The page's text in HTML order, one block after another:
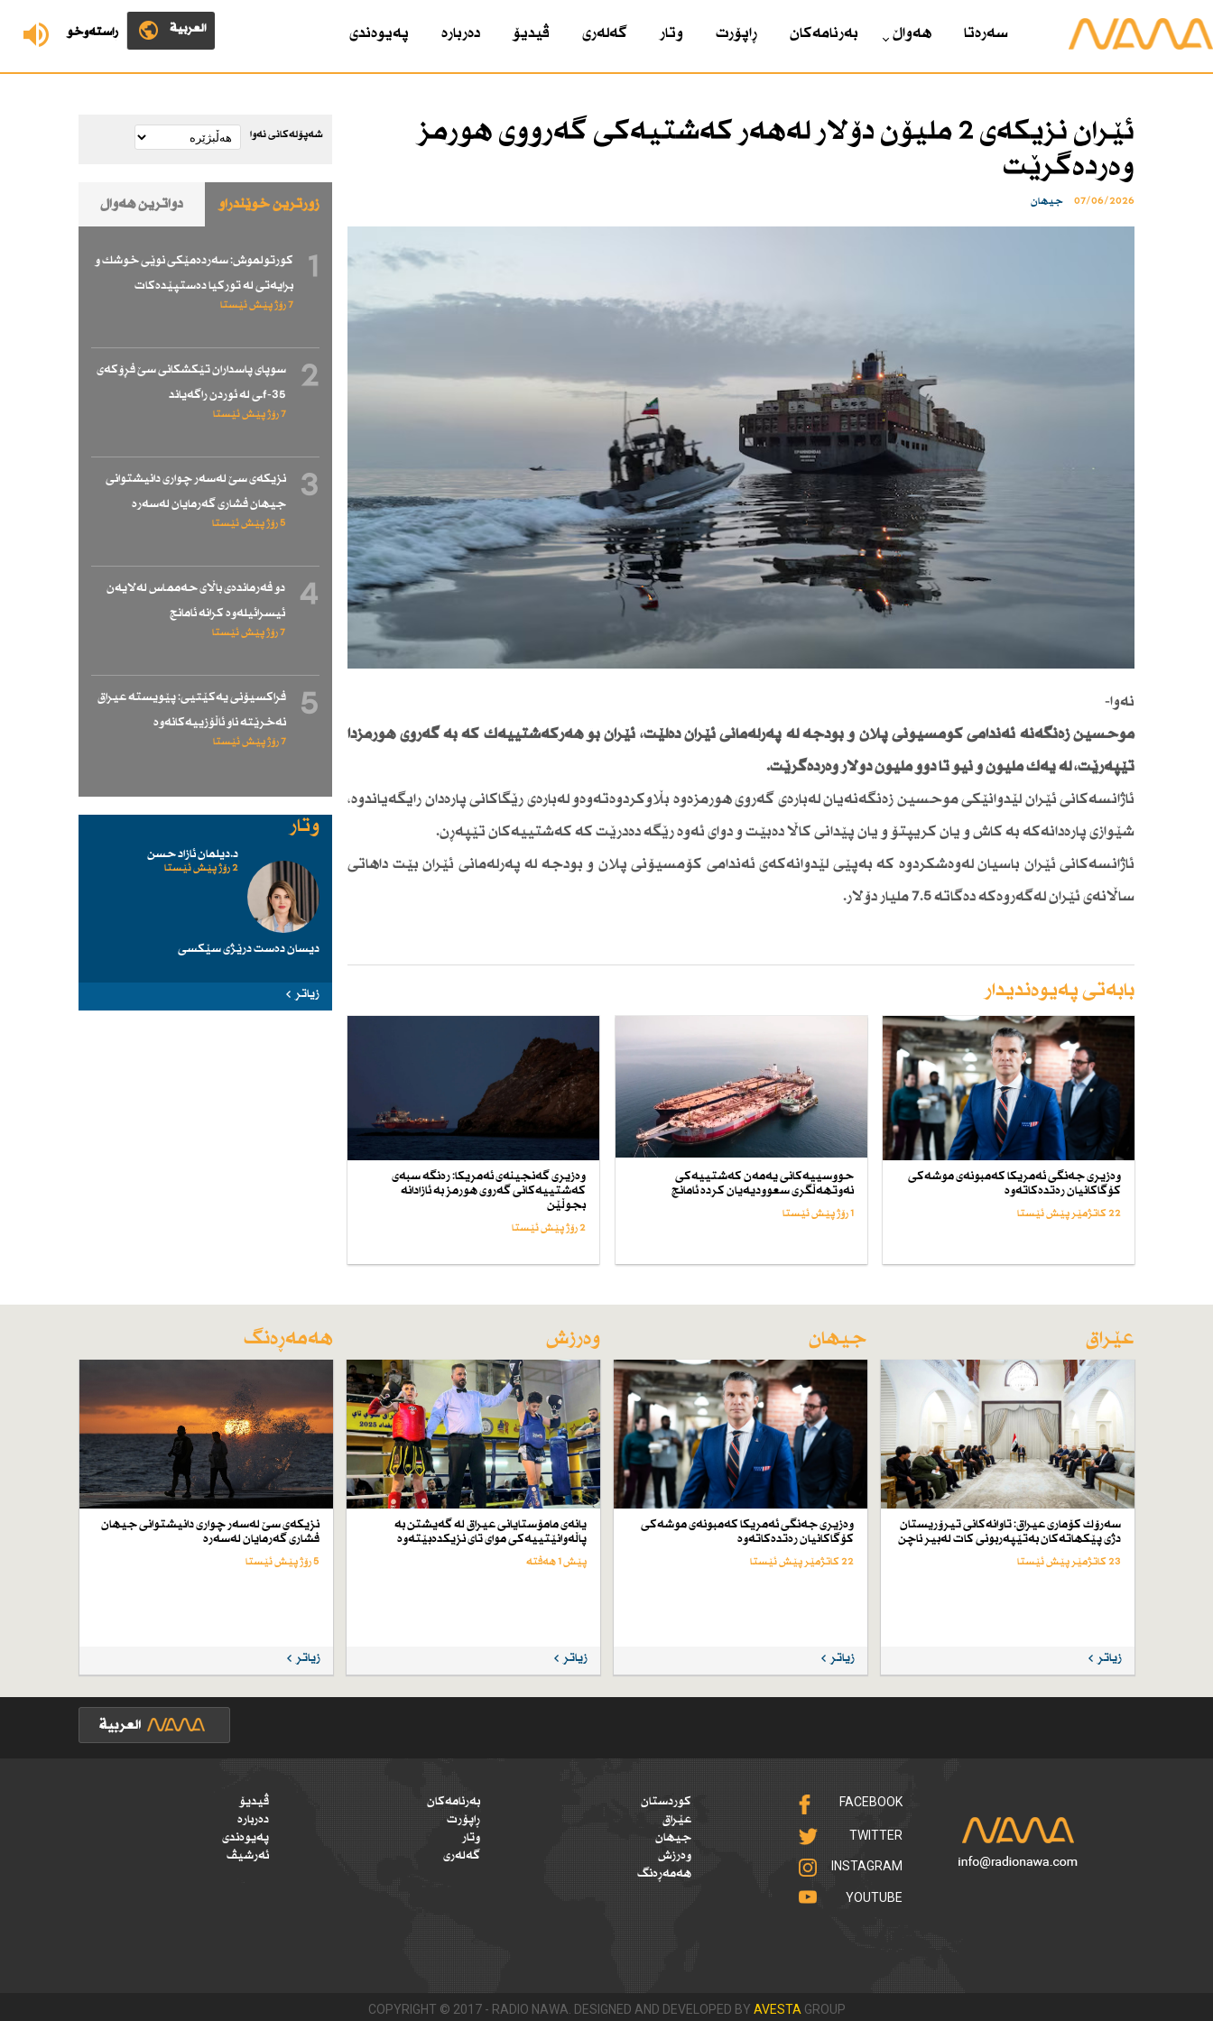
ڕاستەوخۆ العربية سەرەتا هەواڵ بەرنامەکان ڕاپۆرت وتار گەلەری ڤیدیۆ دەربارە پەیوەندی
ئێران نزیكەی 2 ملیۆن دۆلار لەهەر كەشتیەكی گەرووی هورمز
وەردەگرێت
07/06/2026 جیهان
نەوا-
موحسین زەنگەنە ئەندامی كۆمسیۆنی پلان و بودجە لە پەرلەمانی ئێران دەڵێت، ئێران بۆ هەركەشتییەك كە بە گەروی هورمزدا
تێپەڕێت، لە یەك ملیۆن و نیو تا دوو ملیۆن دۆلار وەردەگرێت.
ئاژانسەكانی ئێران لێدوانێكی موحسین زەنگەنەیان لەبارەی گەروی هورمزەوە بڵاوكردوەتەوەو لەبارەی رێگاكانی پارەدان رایگەیاندوە،
شێوازی پارەدانەكە بە كاش و یان كریپتۆ و یان پێدانی كاڵا دەبێت و دوای ئەوە رێگە دەدرێت كە كەشتییەكان تێپەڕن.
ئاژانسەكانی ئێران باسیان لەوەشكردوە كە بەپێی لێدوانەكەی ئەندامی كۆمسیۆنی پلان و بودجە لە پەرلەمانی ئێران بێت داهاتی
ساڵانەی ئێران لەگەروەكە دەگاتە 7.5 ملیار دۆلار.
بابەتی پەیوەندیدار
وەزیری جەنگی ئەمریكا كەمبونەی موشەكی
كۆگاكانیان رەتدەكاتەوە
22 کاتژمێر پێش ئێستا
حووسییەكانی یەمەن كەشتییەكی
نەوتهەڵگری سعوودیەیان كردە ئامانج
1 رۆژ پێش ئێستا
وەزیری گەنجینەی ئەمریكا: رەنگە سبەی
كەشتییەكانی گەروی هورمز بە ئازادانە
بجوڵێن
2 رۆژ پێش ئێستا
شەپۆلەکانی نەوا
زۆرترین خوێندراو دواترین هەواڵ
1
كورتولموش: سەردەمێكی نوێی خوشك و
برایەتی لە توركیا دەستپێدەكات
7 رۆژ پێش ئێستا
2
سوپای پاسداران تێكشكانی سێ فڕۆكەی
f-35ـی لە ئوردن راگەیاند
7 رۆژ پێش ئێستا
3
نزیكەی سێ لەسەر چواری دانیشتوانی
جیهان فشاری گەرمایان لەسەرە
5 رۆژ پێش ئێستا
4
دو فەرماندەی باڵای حەممـاس لەلایەن
ئیسرائیلەوە كرانە ئامانج
7 رۆژ پێش ئێستا
5
فراكسیۆنی یەكێتیی: پێویستە عیراق
نەخرێتە ناو ئاڵۆزییەكانەوە
7 رۆژ پێش ئێستا
وتار
د.دیلمان ئازاد حسن
2 رۆژ پێش ئێستا
دیسان دەست درێژی سێكسی
زیاتر
عێراق
سەرۆك كۆماری عیراق: تاوانەكانی تیرۆریستان
دژی پێكهاتەكان بەتێپەربونی كات لەبیر ناچن
23 کاتژمێر پێش ئێستا
زیاتر
جیهان
وەزیری جەنگی ئەمریكا كەمبونەی موشەكی
كۆگاكانیان رەتدەكاتەوە
22 کاتژمێر پێش ئێستا
زیاتر
وەرزش
یانەی مامۆستایانی عیراق لە گەیشتن بە
پاڵەوانێتییەكی موای تای نزیكدەبێتەوە
پێش 1 هەفتە
زیاتر
هەمەڕەنگ
نزیكەی سێ لەسەر چواری دانیشتوانی جیهان
فشاری گەرمایان لەسەرە
5 رۆژ پێش ئێستا
زیاتر
FACEBOOK
TWITTER
INSTAGRAM
YOUTUBE
کوردستان
عێراق
جیهان
وەرزش
هەمەڕەنگ
بەرنامەکان
ڕاپۆرت
وتار
گەلەری
ڤیدیۆ
دەربارە
پەیوەندی
ئەرشیڤ
COPYRIGHT © 2017 - RADIO NAWA. DESIGNED AND DEVELOPED BY AVESTAGROUP